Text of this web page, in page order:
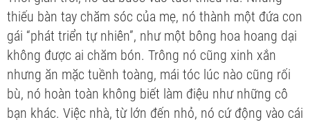
thiếu bàn tay chăm sóc của mẹ, nó thành một đứa con
gái “phát triển tự nhiên”, như một bông hoa hoang dại
không được ai chăm bón. Trông nó cũng xinh xắn
nhưng ăn mặc tuềnh toàng, mái tóc lúc nào cũng rối
bù, nó hoàn toàn không biết làm điệu như những cô
bạn khác. Việc nhà, từ lớn đến nhỏ, nó cứ động vào cái